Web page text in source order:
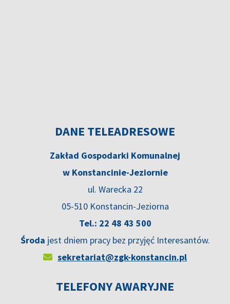
DANE TELEADRESOWE
Zakład Gospodarki Komunalnej
w Konstancinie-Jeziornie
ul. Warecka 22
05-510 Konstancin-Jeziorna
Tel.: 22 48 43 500
Środa jest dniem pracy bez przyjęć Interesantów.
sekretariat@zgk-konstancin.pl
TELEFONY AWARYJNE